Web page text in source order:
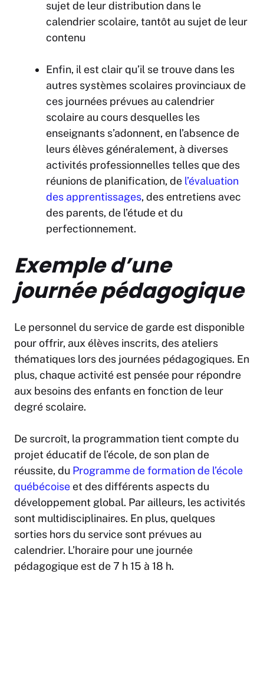
sujet de leur distribution dans le
calendrier scolaire, tantôt au sujet de leur
contenu
Enfin, il est clair qu’il se trouve dans les
autres systèmes scolaires provinciaux de
ces journées prévues au calendrier
scolaire au cours desquelles les
enseignants s’adonnent, en l’absence de
leurs élèves généralement, à diverses
activités professionnelles telles que des
réunions de planification, de l’évaluation
des apprentissages, des entretiens avec
des parents, de l’étude et du
perfectionnement.
Exemple d’une
journée pédagogique
Le personnel du service de garde est disponible
pour offrir, aux élèves inscrits, des ateliers
thématiques lors des journées pédagogiques. En
plus, chaque activité est pensée pour répondre
aux besoins des enfants en fonction de leur
degré scolaire.
De surcroît, la programmation tient compte du
projet éducatif de l’école, de son plan de
réussite, du Programme de formation de l’école
québécoise et des différents aspects du
développement global. Par ailleurs, les activités
sont multidisciplinaires. En plus, quelques
sorties hors du service sont prévues au
calendrier. L’horaire pour une journée
pédagogique est de 7 h 15 à 18 h.